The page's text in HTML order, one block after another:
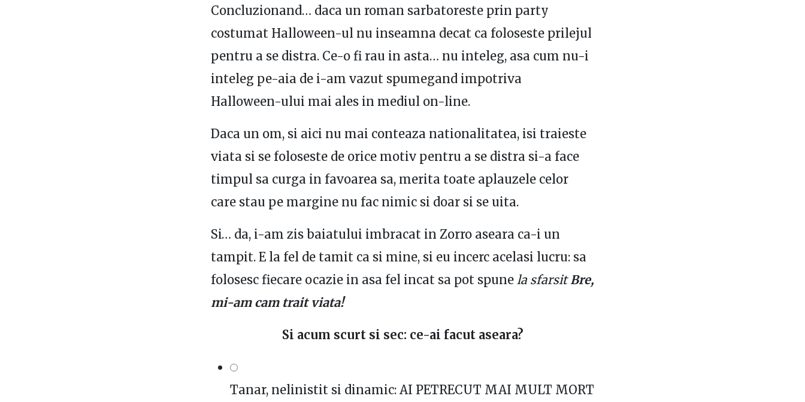
Concluzionand… daca un roman sarbatoreste prin party
costumat Halloween-ul nu inseamna decat ca foloseste prilejul
pentru a se distra. Ce-o fi rau in asta… nu inteleg, asa cum nu-i
inteleg pe-aia de i-am vazut spumegand impotriva
Halloween-ului mai ales in mediul on-line.
Daca un om, si aici nu mai conteaza nationalitatea, isi traieste
viata si se foloseste de orice motiv pentru a se distra si-a face
timpul sa curga in favoarea sa, merita toate aplauzele celor
care stau pe margine nu fac nimic si doar si se uita.
Si… da, i-am zis baiatului imbracat in Zorro aseara ca-i un
tampit. E la fel de tamit ca si mine, si eu incerc acelasi lucru: sa
folosesc fiecare ocazie in asa fel incat sa pot spune la sfarsitBre,
mi-am cam trait viata!
Si acum scurt si sec: ce-ai facut aseara?
Tanar, nelinistit si dinamic: AI PETRECUT MAI MULT MORT